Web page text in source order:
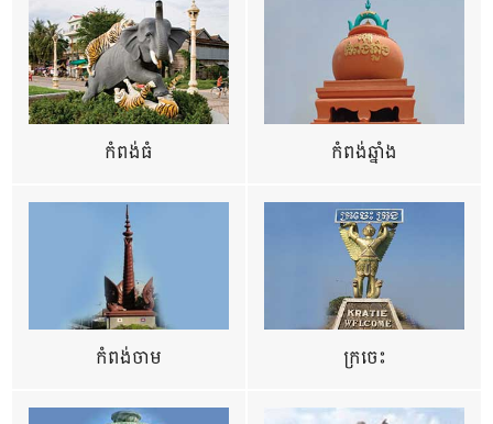
កំពង់ធំ កំពង់ឆ្នាំង
កំពង់ចាម ក្រចេះ